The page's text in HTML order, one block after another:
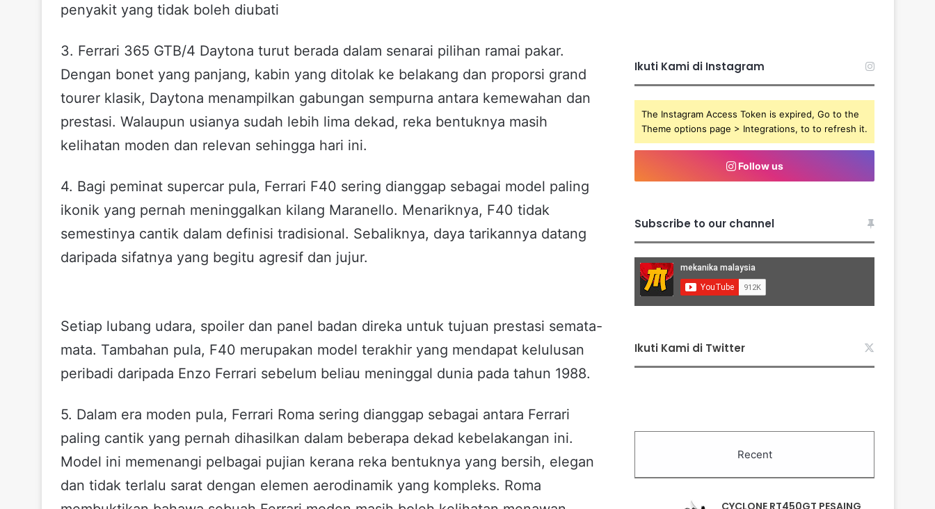
penyakit yang tidak boleh diubati
3. Ferrari 365 GTB/4 Daytona turut berada dalam senarai pilihan ramai pakar.
Dengan bonet yang panjang, kabin yang ditolak ke belakang dan proporsi grand
tourer klasik, Daytona menampilkan gabungan sempurna antara kemewahan dan
prestasi. Walaupun usianya sudah lebih lima dekad, reka bentuknya masih
kelihatan moden dan relevan sehingga hari ini.
4. Bagi peminat supercar pula, Ferrari F40 sering dianggap sebagai model paling
ikonik yang pernah meninggalkan kilang Maranello. Menariknya, F40 tidak
semestinya cantik dalam definisi tradisional. Sebaliknya, daya tarikannya datang
daripada sifatnya yang begitu agresif dan jujur.
Setiap lubang udara, spoiler dan panel badan direka untuk tujuan prestasi semata-
mata. Tambahan pula, F40 merupakan model terakhir yang mendapat kelulusan
peribadi daripada Enzo Ferrari sebelum beliau meninggal dunia pada tahun 1988.
5. Dalam era moden pula, Ferrari Roma sering dianggap sebagai antara Ferrari
paling cantik yang pernah dihasilkan dalam beberapa dekad kebelakangan ini.
Model ini memenangi pelbagai pujian kerana reka bentuknya yang bersih, elegan
dan tidak terlalu sarat dengan elemen aerodinamik yang kompleks. Roma
Ikuti Kami di Instagram
The Instagram Access Token is expired, Go to the
Theme options page > Integrations, to to refresh it.
Follow us
Subscribe to our channel
Ikuti Kami di Twitter
Recent
CYCLONE RT450GT PESAING